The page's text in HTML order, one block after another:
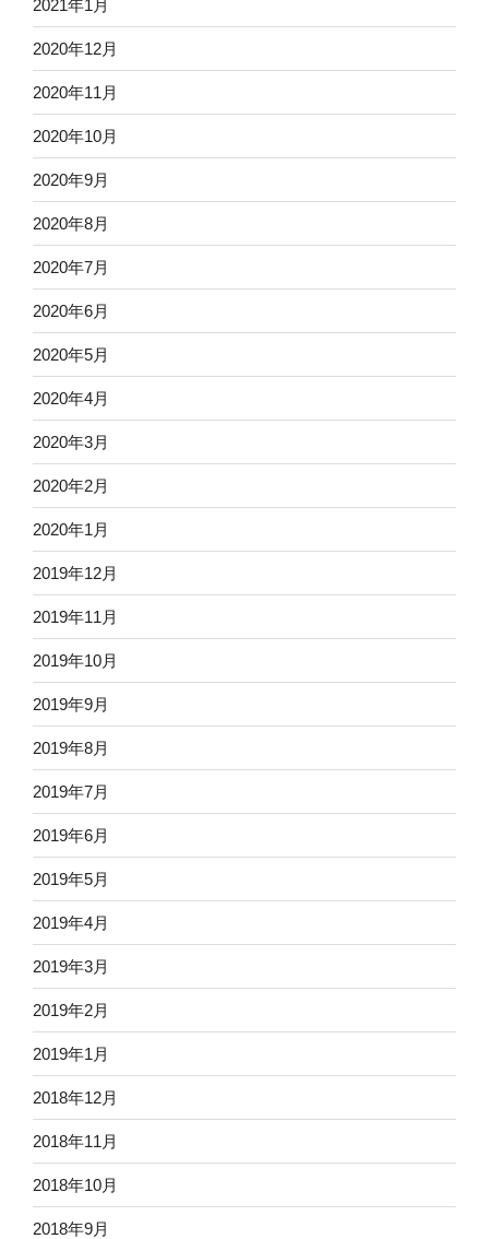
2021年1月
2020年12月
2020年11月
2020年10月
2020年9月
2020年8月
2020年7月
2020年6月
2020年5月
2020年4月
2020年3月
2020年2月
2020年1月
2019年12月
2019年11月
2019年10月
2019年9月
2019年8月
2019年7月
2019年6月
2019年5月
2019年4月
2019年3月
2019年2月
2019年1月
2018年12月
2018年11月
2018年10月
2018年9月